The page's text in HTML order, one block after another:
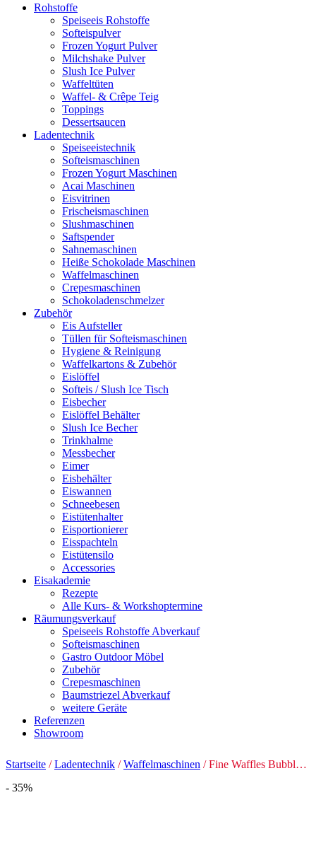
Rohstoffe
Speiseeis Rohstoffe
Softeispulver
Frozen Yogurt Pulver
Milchshake Pulver
Slush Ice Pulver
Waffeltüten
Waffel- & Crêpe Teig
Toppings
Dessertsaucen
Ladentechnik
Speiseeistechnik
Softeismaschinen
Frozen Yogurt Maschinen
Acai Maschinen
Eisvitrinen
Frischeismaschinen
Slushmaschinen
Saftspender
Sahnemaschinen
Heiße Schokolade Maschinen
Waffelmaschinen
Crepesmaschinen
Schokoladenschmelzer
Zubehör
Eis Aufsteller
Tüllen für Softeismaschinen
Hygiene & Reinigung
Waffelkartons & Zubehör
Eislöffel
Softeis / Slush Ice Tisch
Eisbecher
Eislöffel Behälter
Slush Ice Becher
Trinkhalme
Messbecher
Eimer
Eisbehälter
Eiswannen
Schneebesen
Eistütenhalter
Eisportionierer
Eisspachteln
Eistütensilo
Accessories
Eisakademie
Rezepte
Alle Kurs- & Workshoptermine
Räumungsverkauf
Speiseeis Rohstoffe Abverkauf
Softeismaschinen
Gastro Outdoor Möbel
Zubehör
Crepesmaschinen
Baumstriezel Abverkauf
weitere Geräte
Referenzen
Showroom
Startseite /Ladentechnik /Waffelmaschinen / Fine Waffles Bubble Waffel Tauschplatte 1 Paar
- 35%